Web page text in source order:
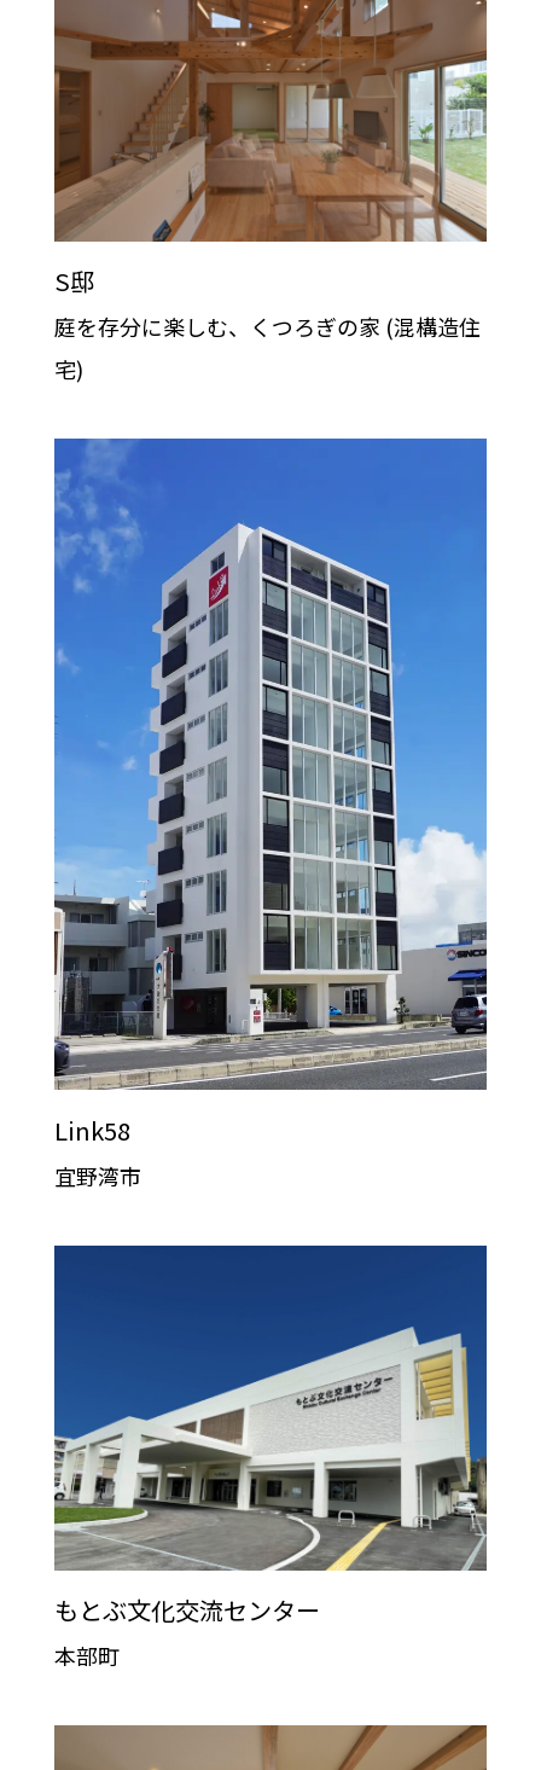
S邸
庭を存分に楽しむ、くつろぎの家 (混構造住
宅)
Link58
宜野湾市
もとぶ文化交流センター
本部町